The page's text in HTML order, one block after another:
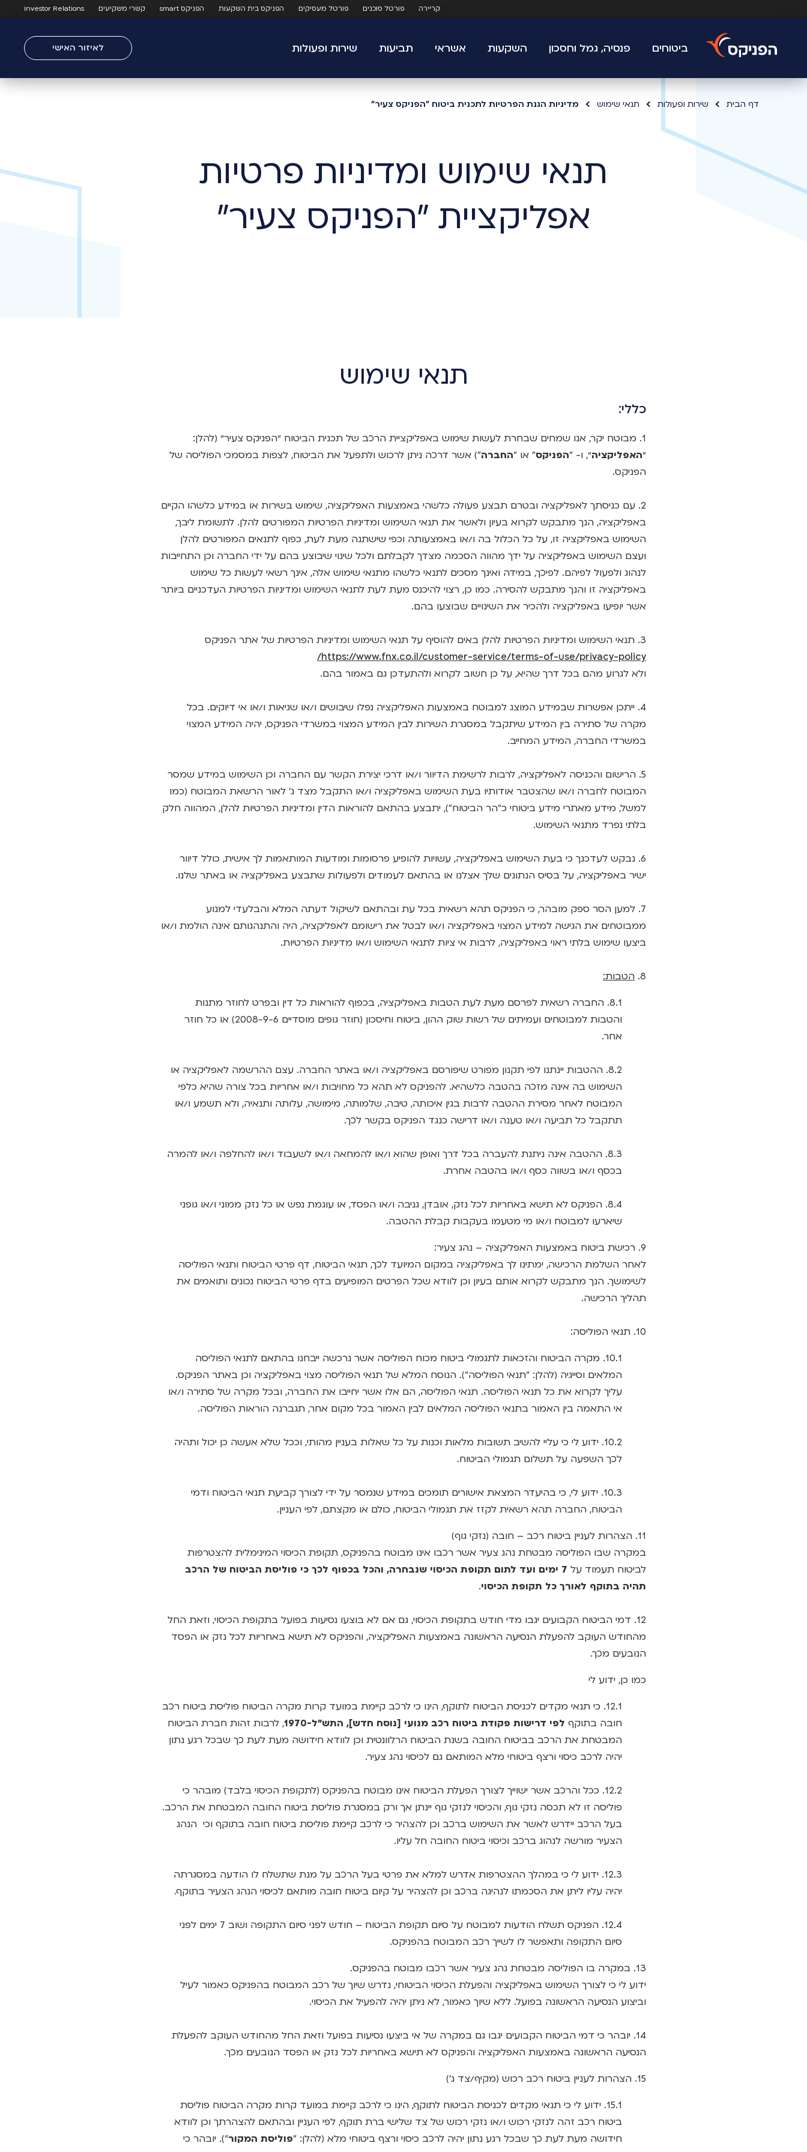
קריירה פורטל סוכנים פורטל מעסיקים הפניקס בית השקעות הפניקס smart קשרי משקיעים Investor Relations
ביטוחים פנסיה, גמל וחסכון השקעות אשראי תביעות שירות ופעולות לאיזור האישי
דף הבית שירות ופעולות תנאי שימוש מדיניות הגנת הפרטיות לתכנית ביטוח "הפניקס צעיר"
אפליקציית "הפניקס צעיר"
תנאי שימוש
כללי:
1. מבוטח יקר, אנו שמחים שבחרת לעשות שימוש באפליקציית הרכב של תכנית הביטוח ״הפניקס צעיר״ (להלן:
״האפליקציה״, ו- "הפניקס" או "החברה") אשר דרכה ניתן לרכוש ולתפעל את הביטוח, לצפות במסמכי הפוליסה של
הפניקס.
2. עם כניסתך לאפליקציה ובטרם תבצע פעולה כלשהי באמצעות האפליקציה, שימוש בשירות או במידע כלשהו הקיים
באפליקציה, הנך מתבקש לקרוא בעיון ולאשר את תנאי השימוש ומדיניות הפרטיות המפורטים להלן. לתשומת ליבך,
השימוש באפליקציה זו, על כל הכלול בה ו/או באמצעותה וכפי שישתנה מעת לעת, כפוף לתנאים המפורטים להלן
ועצם השימוש באפליקציה על ידך מהווה הסכמה מצדך לקבלתם ולכל שינוי שיבוצע בהם על ידי החברה וכן התחייבות
לנהוג ולפעול לפיהם. לפיכך, במידה ואינך מסכים לתנאי כלשהו מתנאי שימוש אלה, אינך רשאי לעשות כל שימוש
באפליקציה זו והנך מתבקש להסירה. כמו כן, רצוי להיכנס מעת לעת לתנאי השימוש ומדיניות הפרטיות העדכניים ביותר
אשר יופיעו באפליקציה ולהכיר את השינויים שבוצעו בהם.
3. תנאי השימוש ומדיניות הפרטיות להלן באים להוסיף על תנאי השימוש ומדיניות הפרטיות של אתר הפניקס
https://www.fnx.co.il/customer-service/terms-of-use/privacy-policy/
ולא לגרוע מהם בכל דרך שהיא, על כן חשוב לקרוא ולהתעדכן גם באמור בהם.
4. ייתכן אפשרות שבמידע המוצג למבוטח באמצעות האפליקציה נפלו שיבושים ו/או שגיאות ו/או אי דיוקים. בכל
מקרה של סתירה בין המידע שיתקבל במסגרת השירות לבין המידע המצוי במשרדי הפניקס, יהיה המידע המצוי
במשרדי החברה, המידע המחייב.
5. הרישום והכניסה לאפליקציה, לרבות לרשימת הדיוור ו/או דרכי יצירת הקשר עם החברה וכן השימוש במידע שמסר
המבוטח לחברה ו/או שהצטבר אודותיו בעת השימוש באפליקציה ו/או התקבל מצד ג' לאור הרשאת המבוטח (כמו
למשל, מידע מאתרי מידע ביטוחי כ"הר הביטוח"), יתבצע בהתאם להוראות הדין ומדיניות הפרטיות להלן, המהווה חלק
בלתי נפרד מתנאי השימוש.
6. נבקש לעדכנך כי בעת השימוש באפליקציה, עשויות להופיע פרסומות ומודעות המותאמות לך אישית, כולל דיוור
ישיר באפליקציה, על בסיס הנתונים שלך אצלנו או בהתאם לעמודים ולפעולות שתבצע באפליקציה או באתר שלנו.
7. למען הסר ספק מובהר, כי הפניקס תהא רשאית בכל עת ובהתאם לשיקול דעתה המלא והבלעדי למנוע
ממבוטחים את הגישה למידע המצוי באפליקציה ו/או לבטל את רישומם לאפליקציה, היה והתנהגותם אינה הולמת ו/או
ביצעו שימוש בלתי ראוי באפליקציה, לרבות אי ציות לתנאי השימוש ו/או מדיניות הפרטיות.
8. הטבות:
8.1. החברה רשאית לפרסם מעת לעת הטבות באפליקציה, בכפוף להוראות כל דין ובפרט לחוזר מתנות
והטבות למבוטחים ועמיתים של רשות שוק ההון, ביטוח וחיסכון (חוזר גופים מוסדיים 2008-9-6) או כל חוזר
אחר.
8.2. ההטבות יינתנו לפי תקנון מפורט שיפורסם באפליקציה ו/או באתר החברה. עצם ההרשמה לאפליקציה או
השימוש בה אינה מזכה בהטבה כלשהיא. להפניקס לא תהא כל מחויבות ו/או אחריות בכל צורה שהיא כלפי
המבוטח לאחר מסירת ההטבה לרבות בגין איכותה, טיבה, שלמותה, מימושה, עלותה ותנאיה, ולא תשמע ו/או
תתקבל כל תביעה ו/או טענה ו/או דרישה כנגד הפניקס בקשר לכך.
8.3. ההטבה אינה ניתנת להעברה בכל דרך ואופן שהוא ו/או להמחאה ו/או לשעבוד ו/או להחלפה ו/או להמרה
בכסף ו/או בשווה כסף ו/או בהטבה אחרת.
8.4. הפניקס לא תישא באחריות לכל נזק, אובדן, גניבה ו/או הפסד, או עוגמת נפש או כל נזק ממוני ו/או גופני
שיארעו למבוטח ו/או מי מטעמו בעקבות קבלת ההטבה.
9. רכישת ביטוח באמצעות האפליקציה – נהג צעיר:
לאחר השלמת הרכישה, ימתינו לך באפליקציה במקום המיועד לכך, תנאי הביטוח, דף פרטי הביטוח ותנאי הפוליסה
לשימושך. הנך מתבקש לקרוא אותם בעיון וכן לוודא שכל הפרטים המופיעים בדף פרטי הביטוח נכונים ותואמים את
תהליך הרכישה.
10. תנאי הפוליסה:
10.1. מקרה הביטוח והזכאות לתגמולי ביטוח מכוח הפוליסה אשר נרכשה ייבחנו בהתאם לתנאי הפוליסה
המלאים וסייגיה (להלן: "תנאי הפוליסה"). הנוסח המלא של תנאי הפוליסה מצוי באפליקציה וכן באתר הפניקס.
עליך לקרוא את כל תנאי הפוליסה. תנאי הפוליסה, הם אלו אשר יחייבו את החברה, ובכל מקרה של סתירה ו/או
אי התאמה בין האמור בתנאי הפוליסה המלאים לבין האמור בכל מקום אחר, תגברנה הוראות הפוליסה.
10.2. ידוע לי כי עליי להשיב תשובות מלאות וכנות על כל שאלות בעניין מהותי, וככל שלא אעשה כן יכול ותהיה
לכך השפעה על תשלום תגמולי הביטוח.
10.3. ידוע לי, כי בהיעדר המצאת אישורים תומכים במידע שנמסר על ידי לצורך קביעת תנאי הביטוח ודמי
הביטוח, החברה תהא רשאית לקזז את תגמולי הביטוח, כולם או מקצתם, לפי העניין.
11. הצהרות לעניין ביטוח רכב – חובה (נזקי גוף)
במקרה שבו הפוליסה מבטחת נהג צעיר אשר רכבו אינו מבוטח בהפניקס, תקופת הכיסוי המינימלית להצטרפות
לביטוח תעמוד על
7 ימים ועד לתום תקופת הכיסוי שנבחרה, והכל בכפוף לכך כי פוליסת הביטוח של הרכב
תהיה בתוקף לאורך כל תקופת הכיסוי.
12. דמי הביטוח הקבועים יגבו מדי חודש בתקופת הכיסוי, גם אם לא בוצעו נסיעות בפועל בתקופת הכיסוי, וזאת החל
מהחודש העוקב להפעלת הנסיעה הראשונה באמצעות האפליקציה, והפניקס לא תישא באחריות לכל נזק או הפסד
הנובעים מכך.
כמו כן, ידוע לי
12.1. כי תנאי מקדים לכניסת הביטוח לתוקף, הינו כי לרכב קיימת במועד קרות מקרה הביטוח פוליסת ביטוח רכב
חובה בתוקף לפי דרישות פקודת ביטוח רכב מנועי [נוסח חדש], התש"ל-1970
, לרבות זהות חברת הביטוח
המבטחת את הרכב בביטוח החובה בשנת הביטוח הרלוונטית וכן לוודא חידושה מעת לעת כך שבכל רגע נתון
יהיה לרכב כיסוי ורצף ביטוחי מלא המותאם גם לכיסוי נהג צעיר.
12.2. ככל והרכב אשר ישוייך לצורך הפעלת הביטוח אינו מבוטח בהפניקס (לתקופת הכיסוי בלבד) מובהר כי
פוליסה זו לא תכסה נזקי גוף, והכיסוי לנזקי גוף יינתן אך ורק במסגרת פוליסת ביטוח החובה המבטחת את הרכב.
בעל הרכב יידרש לאשר את השימוש ברכב וכן להצהיר כי לרכב קיימת פוליסת ביטוח חובה בתוקף וכי הנהג
הצעיר מורשה לנהוג ברכב וכיסוי ביטוח החובה חל עליו.
12.3. ידוע לי כי במהלך ההצטרפות אדרש למלא את פרטי בעל הרכב על מנת שתשלח לו הודעה במסגרתה
יהיה עליו ליתן את הסכמתו לנהיגה ברכב וכן להצהיר על קיום ביטוח חובה מותאם לכיסוי הנהג הצעיר בתוקף.
12.4. הפניקס תשלח הודעות למבוטח על סיום תקופת הביטוח – חודש לפני סיום התקופה ושוב 7 ימים לפני
סיום התקופה ותאפשר לו לשייך רכב המבוטח בהפניקס.
13. במקרה בו הפוליסה מבטחת נהג צעיר אשר רכבו מבוטח בהפניקס.
ידוע לי כי לצורך השימוש באפליקציה והפעלת הכיסוי הביטוחי, נדרש שיוך של רכב המבוטח בהפניקס כאמור לעיל
וביצוע הנסיעה הראשונה בפועל. ללא שיוך כאמור, לא ניתן יהיה להפעיל את הכיסוי.
14. יובהר כי דמי הביטוח הקבועים יגבו גם במקרה של אי ביצעו נסיעות בפועל וזאת החל מהחודש העוקב להפעלת
הנסיעה הראשונה באמצעות האפליקציה והפניקס לא תישא באחריות לכל נזק או הפסד הנובעים מכך.
15. הצהרות לעניין ביטוח רכב רכוש (מקיף/צד ג')
15.1. ידוע לי כי תנאי מקדים לכניסת הביטוח לתוקף, הינו כי לרכב קיימת במועד קרות מקרה הביטוח פוליסת
ביטוח רכב זהה לנזקי רכוש ו/או נזקי רכוש של צד שלישי ברת תוקף, לפי העניין ובהתאם להצהרתך וכן לוודא
חידושה מעת לעת כך שבכל רגע נתון יהיה לרכב כיסוי ורצף ביטוחי מלא (להלן: "פוליסת המקור"). יובהר כי